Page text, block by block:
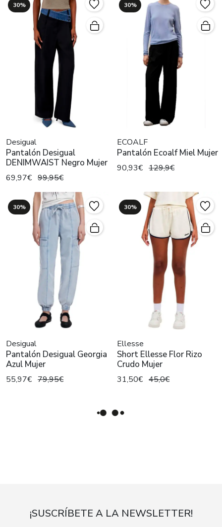
30%
Desigual
Pantalón Desigual
DENIMWAIST Negro Mujer
69,97€ 99,95€
30%
ECOALF
Pantalón Ecoalf Miel Mujer
90,93€ 129,9€
30%
Desigual
Pantalón Desigual Georgia
Azul Mujer
55,97€ 79,95€
30%
Ellesse
Short Ellesse Flor Rizo
Crudo Mujer
31,50€ 45,0€
¡SUSCRÍBETE A LA NEWSLETTER!